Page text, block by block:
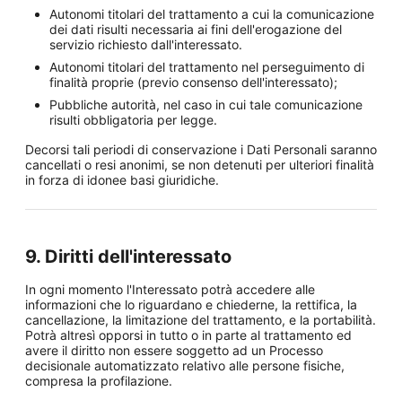
Autonomi titolari del trattamento a cui la comunicazione
dei dati risulti necessaria ai fini dell'erogazione del
servizio richiesto dall'interessato.
Autonomi titolari del trattamento nel perseguimento di
finalità proprie (previo consenso dell'interessato);
Pubbliche autorità, nel caso in cui tale comunicazione
risulti obbligatoria per legge.
Decorsi tali periodi di conservazione i Dati Personali saranno
cancellati o resi anonimi, se non detenuti per ulteriori finalità
in forza di idonee basi giuridiche.
9. Diritti dell'interessato
In ogni momento l'Interessato potrà accedere alle
informazioni che lo riguardano e chiederne, la rettifica, la
cancellazione, la limitazione del trattamento, e la portabilità.
Potrà altresì opporsi in tutto o in parte al trattamento ed
avere il diritto non essere soggetto ad un Processo
decisionale automatizzato relativo alle persone fisiche,
compresa la profilazione.